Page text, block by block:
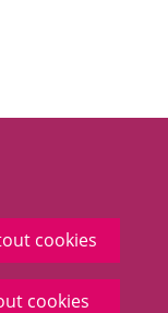
cookies
cookies